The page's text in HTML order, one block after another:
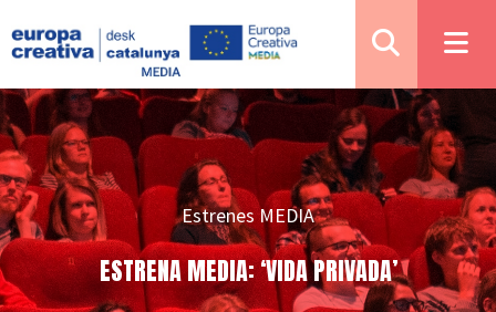
Estrenes MEDIA
ESTRENA MEDIA: ‘VIDA PRIVADA’